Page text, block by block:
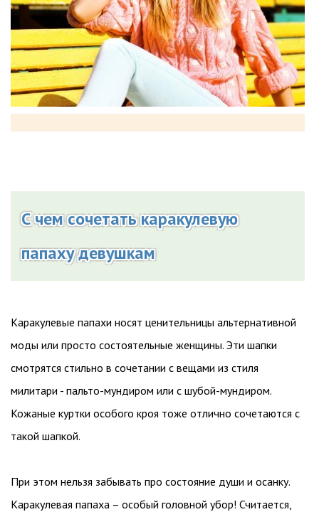
С чем сочетать каракулевую
папаху девушкам
Каракулевые папахи носят ценительницы альтернативной
моды или просто состоятельные женщины. Эти шапки
смотрятся стильно в сочетании с вещами из стиля
милитари - пальто-мундиром или с шубой-мундиром.
Кожаные куртки особого кроя тоже отлично сочетаются с
такой шапкой.
При этом нельзя забывать про состояние души и осанку.
Каракулевая папаха – особый головной убор! Считается,